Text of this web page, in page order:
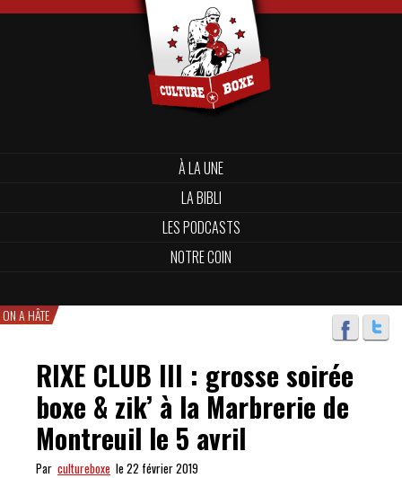
À LA UNE
LA BIBLI
LES PODCASTS
NOTRE COIN
ON A HÂTE
RIXE CLUB III : grosse soirée
boxe & zik’ à la Marbrerie de
Montreuil le 5 avril
Par cultureboxe le 22 février 2019